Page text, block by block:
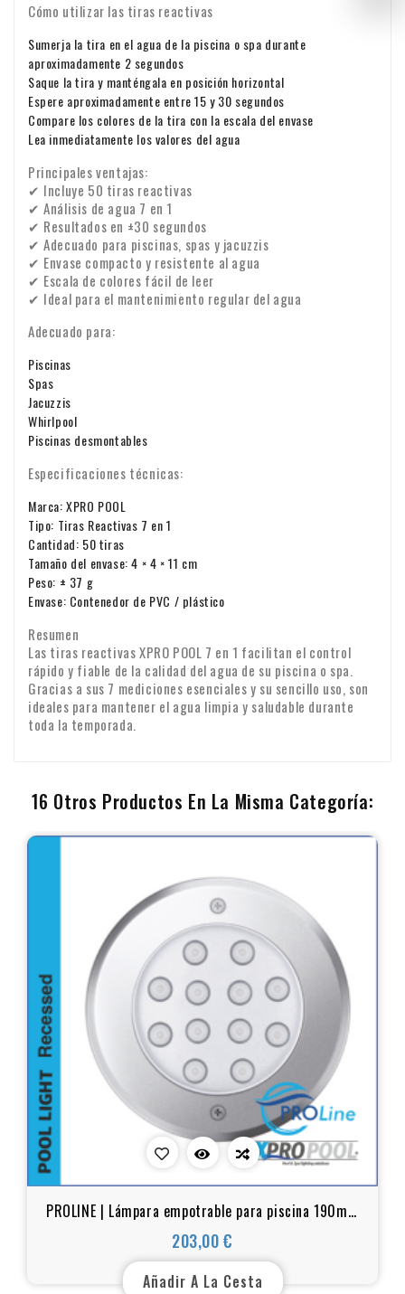
dude en ponerse en contacto con nosotros por correo
electrónico:info@xpropool.com
Cómo utilizar las tiras reactivas
Sumerja la tira en el agua de la piscina o spa durante
aproximadamente 2 segundos
Saque la tira y manténgala en posición horizontal
Espere aproximadamente entre 15 y 30 segundos
Compare los colores de la tira con la escala del envase
Lea inmediatamente los valores del agua
Principales ventajas:
✔ Incluye 50 tiras reactivas
✔ Análisis de agua 7 en 1
✔ Resultados en ±30 segundos
✔ Adecuado para piscinas, spas y jacuzzis
✔ Envase compacto y resistente al agua
✔ Escala de colores fácil de leer
✔ Ideal para el mantenimiento regular del agua
Adecuado para:
Piscinas
Spas
Jacuzzis
Whirlpool
Piscinas desmontables
Especificaciones técnicas:
Marca: XPRO POOL
Tipo: Tiras Reactivas 7 en 1
Cantidad: 50 tiras
Tamaño del envase: 4 × 4 × 11 cm
Peso: ± 37 g
Envase: Contenedor de PVC / plástico
Resumen
Las tiras reactivas XPRO POOL 7 en 1 facilitan el control
rápido y fiable de la calidad del agua de su piscina o spa.
Gracias a sus 7 mediciones esenciales y su sencillo uso, son
ideales para mantener el agua limpia y saludable durante
toda la temporada.
16 Otros Productos En La Misma Categoría:
PROLINE | Lámpara empotrable para piscina 190mm
acero inoxidable 316L | Blanco cálido - RGB
203,00 €
Precio
Añadir A La Cesta